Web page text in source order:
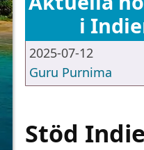
i
2025-07-12
Guru Purnima
Stöd